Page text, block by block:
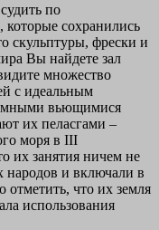
по
сохранились
скульптуры, фрески и
Вы найдете зал
множество
с идеальным
вьющимися
их пеласгами –
моря в III
их занятия ничем не
народов и включали в
отметить, что их земля
использования